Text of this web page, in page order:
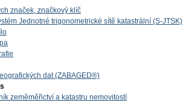
značek, značkový klíč
Jednotné trigonometrické sítě katastrální (S-JTSK)
dat (ZABAGED®)
zeměměřictví a katastru nemovitostí